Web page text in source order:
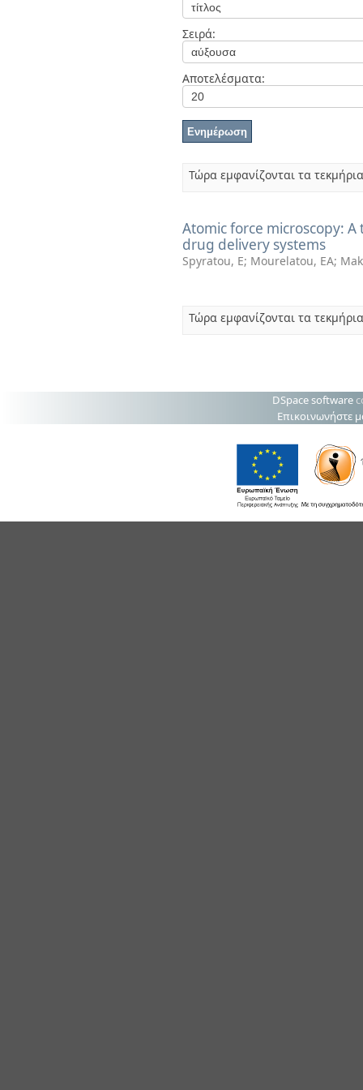
Σειρά:
Αποτελέσματα:
Τώρα εμφανίζονται τα
Atomic force microscopy:
drug delivery systems
Spyratou, E; Mourelatou, EA;
Τώρα εμφανίζονται τα
DSpace software
Επικοινωνήστε